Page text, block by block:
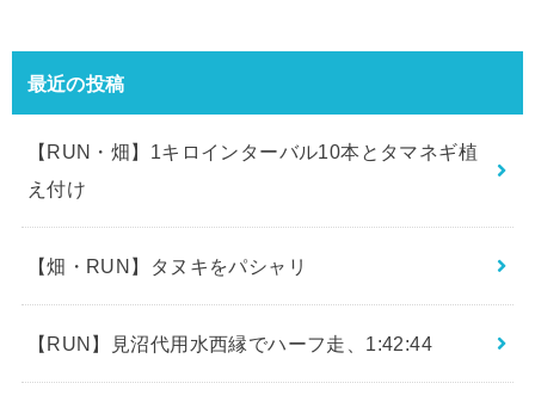
最近の投稿
【RUN・畑】1キロインターバル10本とタマネギ植
え付け
【畑・RUN】タヌキをパシャリ
【RUN】見沼代用水西縁でハーフ走、1:42:44